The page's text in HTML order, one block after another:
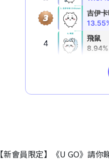
【新會員限定】《U GO》請